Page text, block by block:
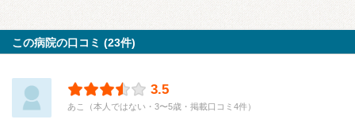
この病院の口コミ (23件)
3.5
あこ（本人ではない・3〜5歳・掲載口コミ4件）